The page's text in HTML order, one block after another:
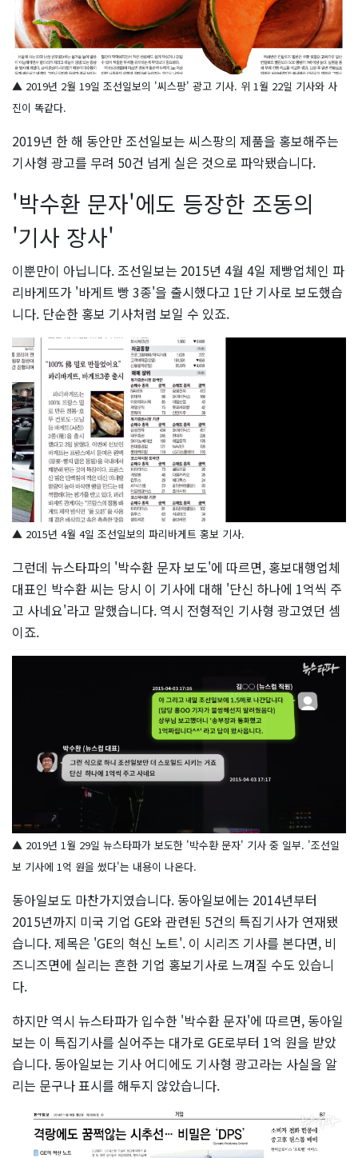
▲ 2019년 2월 19일 조선일보의 '씨스팡' 광고 기사. 위 1월 22일 기사와 사
진이 똑같다.
2019년 한 해 동안만 조선일보는 씨스팡의 제품을 홍보해주는
기사형 광고를 무려 50건 넘게 실은 것으로 파악됐습니다.
'박수환 문자'에도 등장한 조동의
'기사 장사'
이뿐만이 아닙니다. 조선일보는 2015년 4월 4일 제빵업체인 파
리바게뜨가 '바게트 빵 3종'을 출시했다고 1단 기사로 보도했습
니다. 단순한 홍보 기사처럼 보일 수 있죠.
▲ 2015년 4월 4일 조선일보의 파리바게트 홍보 기사.
그런데 뉴스타파의 '박수환 문자 보도'에 따르면, 홍보대행업체
대표인 박수환 씨는 당시 이 기사에 대해 '단신 하나에 1억씩 주
고 사네요'라고 말했습니다. 역시 전형적인 기사형 광고였던 셈
이죠.
▲ 2019년 1월 29일 뉴스타파가 보도한 '박수환 문자' 기사 중 일부. '조선일
보 기사에 1억 원을 썼다'는 내용이 나온다.
동아일보도 마찬가지였습니다. 동아일보에는 2014년부터
2015년까지 미국 기업 GE와 관련된 5건의 특집기사가 연재됐
습니다. 제목은 'GE의 혁신 노트'. 이 시리즈 기사를 본다면, 비
즈니즈면에 실리는 흔한 기업 홍보기사로 느껴질 수도 있습니
다.
하지만 역시 뉴스타파가 입수한 '박수환 문자'에 따르면, 동아일
보는 이 특집기사를 실어주는 대가로 GE로부터 1억 원을 받았
습니다. 동아일보는 기사 어디에도 기사형 광고라는 사실을 알
리는 문구나 표시를 해두지 않았습니다.